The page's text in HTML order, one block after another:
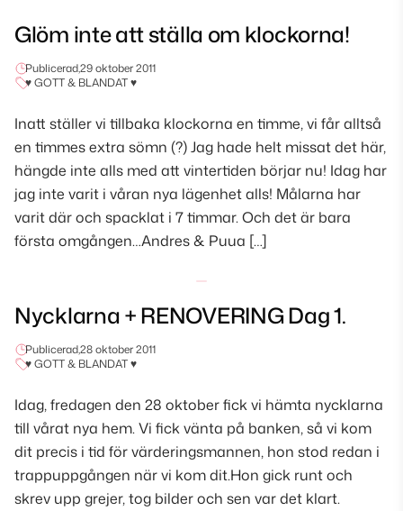
Glöm inte att ställa om klockorna!
Publicerad,29 oktober 2011
♥ GOTT & BLANDAT ♥
Inatt ställer vi tillbaka klockorna en timme, vi får alltså
en timmes extra sömn (?) Jag hade helt missat det här,
hängde inte alls med att vintertiden börjar nu! Idag har
jag inte varit i våran nya lägenhet alls! Målarna har
varit där och spacklat i 7 timmar. Och det är bara
första omgången…Andres & Puua […]
Nycklarna + RENOVERING Dag 1.
Publicerad,28 oktober 2011
♥ GOTT & BLANDAT ♥
Idag, fredagen den 28 oktober fick vi hämta nycklarna
till vårat nya hem. Vi fick vänta på banken, så vi kom
dit precis i tid för värderingsmannen, hon stod redan i
trappuppgången när vi kom dit.Hon gick runt och
skrev upp grejer, tog bilder och sen var det klart.